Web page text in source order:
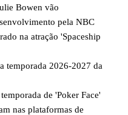
Bowen vão
pela NBC
na atração 'Spaceship
temporada 2026-2027 da
de 'Poker Face'
nas plataformas de